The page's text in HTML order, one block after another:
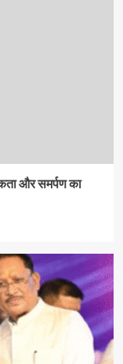
और समर्पण का